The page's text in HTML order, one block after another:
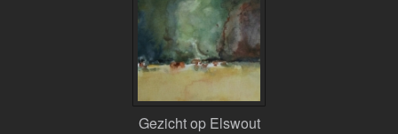
Gezicht op Elswout